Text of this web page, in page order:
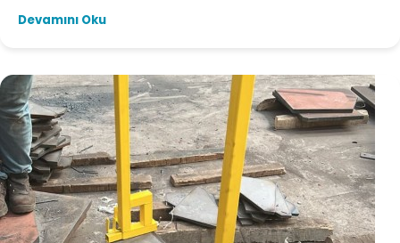
Devamını Oku